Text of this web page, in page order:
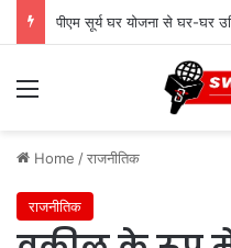
Menu
Home /राजनीतिक
राजनीतिक